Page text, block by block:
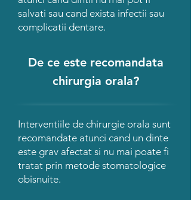
salvati sau cand exista infectii sau
complicatii dentare.
De ce este recomandata
chirurgia orala?
Interventiile de chirurgie orala sunt
recomandate atunci cand un dinte
este grav afectat si nu mai poate fi
tratat prin metode stomatologice
obisnuite.